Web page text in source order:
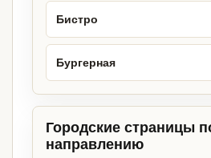
Бистро
Бургерная
Городские страницы
направлению